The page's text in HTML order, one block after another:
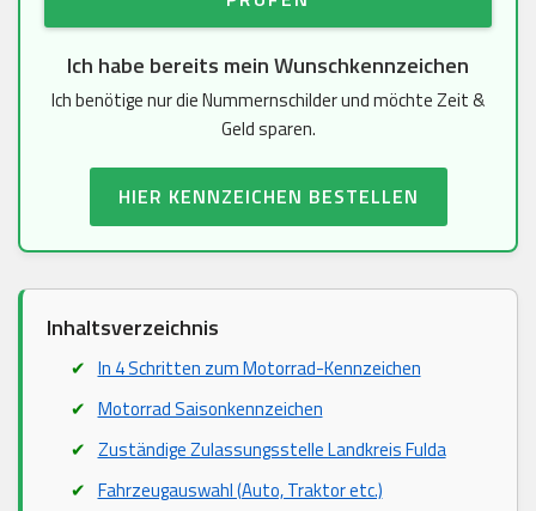
Ich habe bereits mein Wunschkennzeichen
Ich benötige nur die Nummernschilder und möchte Zeit &
Geld sparen.
HIER KENNZEICHEN BESTELLEN
Inhaltsverzeichnis
In 4 Schritten zum Motorrad-Kennzeichen
Motorrad Saisonkennzeichen
Zuständige Zulassungsstelle Landkreis Fulda
Fahrzeugauswahl (Auto, Traktor etc.)